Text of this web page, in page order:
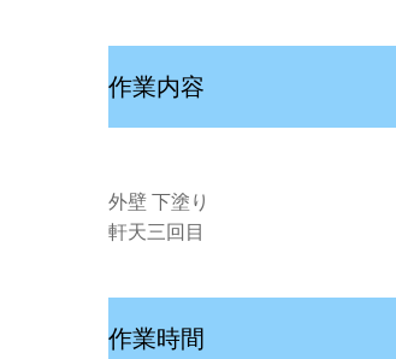
作業内容
外壁 下塗り
軒天三回目
作業時間